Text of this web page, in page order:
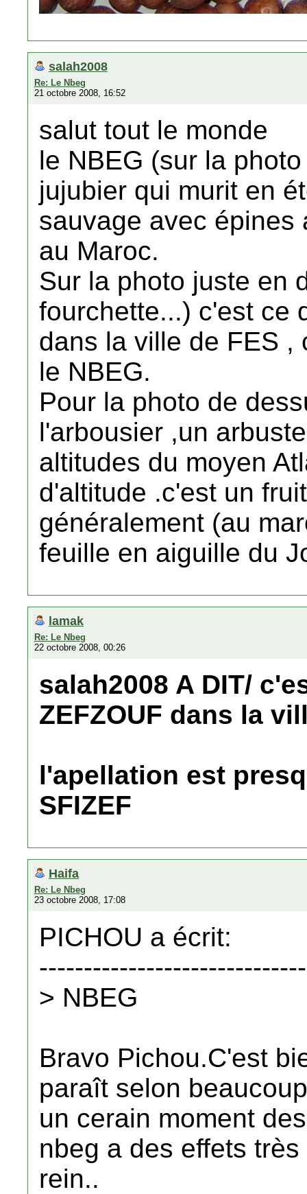
salah2008
Re: Le Nbeg
21 octobre 2008, 16:52
salut tout le monde
le NBEG (sur la
jujubier qui murit en
sauvage avec épines
au Maroc.
Sur la photo juste en
fourchette...) c'est ce
dans la ville de FES ,
le NBEG.
Pour la photo de
l'arbousier ,un
altitudes du moyen
d'altitude .c'est un
généralement (au
feuille en aiguille du
lamak
Re: Le Nbeg
22 octobre 2008, 00:26
salah2008 A DIT/
ZEFZOUF dans la
l'apellation est
SFIZEF
Haifa
Re: Le Nbeg
23 octobre 2008, 17:08
PICHOU a écrit:
> NBEG
Bravo Pichou.C'est
paraît selon
un cerain moment
nbeg a des effets
rein..